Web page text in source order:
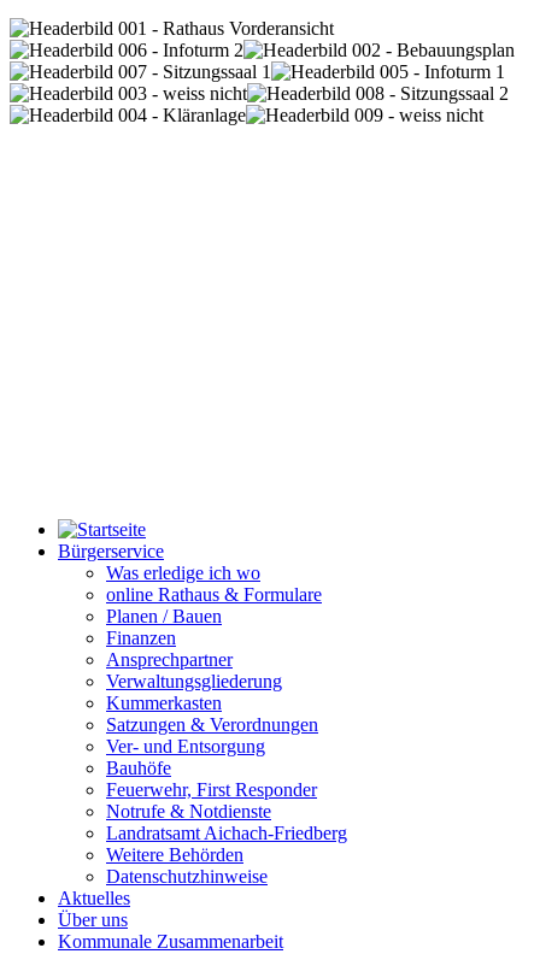
Bürgerservice
Was erledige ich wo
online Rathaus & Formulare
Planen / Bauen
Finanzen
Ansprechpartner
Verwaltungsgliederung
Kummerkasten
Satzungen & Verordnungen
Ver- und Entsorgung
Bauhöfe
Feuerwehr, First Responder
Notrufe & Notdienste
Landratsamt Aichach-Friedberg
Weitere Behörden
Datenschutzhinweise
Aktuelles
Über uns
Kommunale Zusammenarbeit